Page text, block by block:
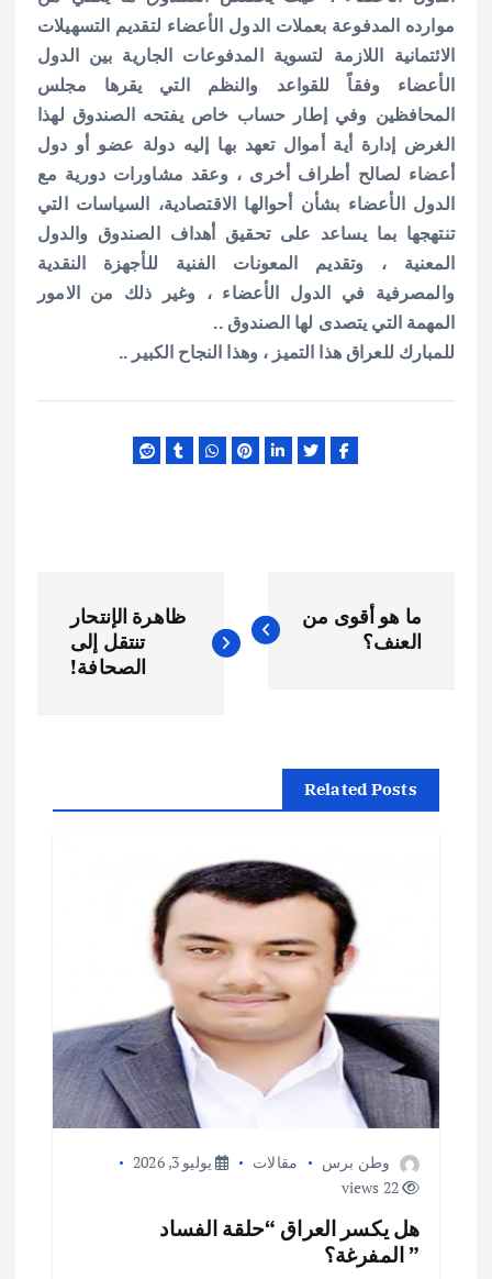
موارده المدفوعة بعملات الدول الأعضاء لتقديم التسهيلات
الائتمانية اللازمة لتسوية المدفوعات الجارية بين الدول
الأعضاء وفقاً للقواعد والنظم التي يقرها مجلس
المحافظين وفي إطار حساب خاص يفتحه الصندوق لهذا
الغرض إدارة أية أموال تعهد بها إليه دولة عضو أو دول
أعضاء لصالح أطراف أخرى ، وعقد مشاورات دورية مع
الدول الأعضاء بشأن أحوالها الاقتصادية، السياسات التي
تنتهجها بما يساعد على تحقيق أهداف الصندوق والدول
المعنية ، وتقديم المعونات الفنية للأجهزة النقدية
والمصرفية في الدول الأعضاء ، وغير ذلك من الامور
المهمة التي يتصدى لها الصندوق ..
للمبارك للعراق هذا التميز ، وهذا النجاح الكبير ..
ص
ح
ت
ما هو أقوى من
العنف؟
ظاهرة الإنتحار
تنتقل إلى
الصحافة!
Related Posts
وطن برس مقالات
يوليو 3, 2026
22 views
هل يكسر العراق “حلقة الفساد
” المفرغة؟